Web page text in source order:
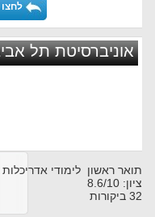
אוניברסיטת תל
תואר ראשון לימודי
ציון:
8.6/10
32 ביקורות